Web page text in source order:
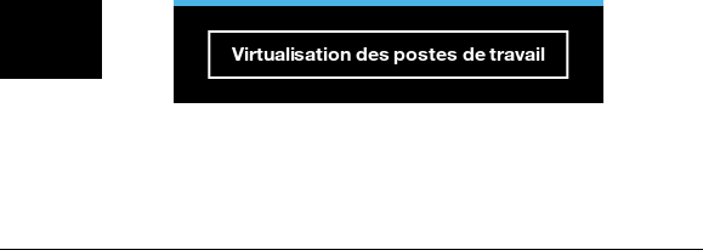
Virtualisation des postes de travail